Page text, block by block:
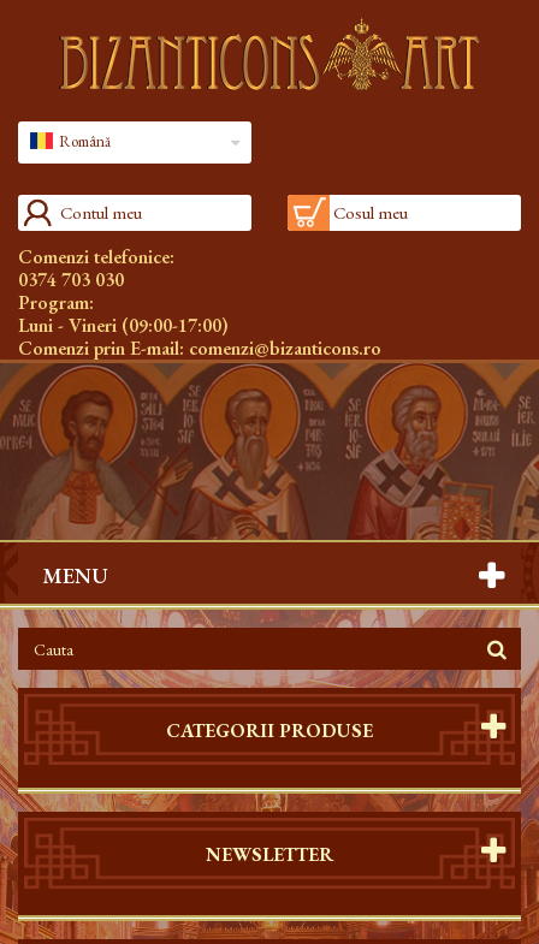
Română
Contul meu Cosul meu
Comenzi telefonice:
0374 703 030
Program:
Luni - Vineri (09:00-17:00)
Comenzi prin E-mail: comenzi@bizanticons.ro
MENU
CATEGORII PRODUSE
NEWSLETTER